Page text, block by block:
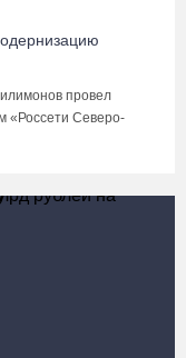
провел
«Россети Северо-